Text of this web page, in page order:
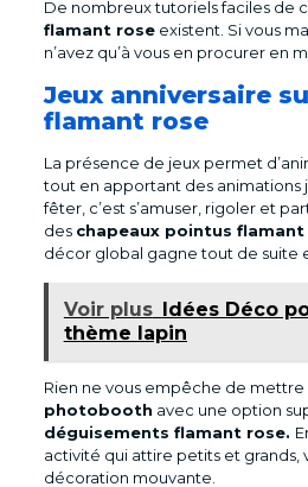
De nombreux tutoriels faciles de
flamant roseexistent. Si vous
n’avez qu’à vous en procurer en
Jeux anniversaire
flamant rose
La présence de jeux permet
tout en apportant des animations
fêter, c’est s’amuser, rigoler et
des chapeaux pointus flamant
décor global gagne tout de suite
Voir plus Idées Déco
thème lapin
Rien ne vous empêche de mettre
photobooth avec une option
déguisements flamant rose.
activité qui attire petits et grands,
décoration mouvante.